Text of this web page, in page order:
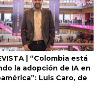
| “Colombia está
la adopción de IA en
Luis Caro, de